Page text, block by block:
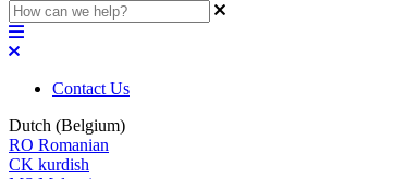
Contact Us
Dutch (Belgium)
RO Romanian
CK kurdish